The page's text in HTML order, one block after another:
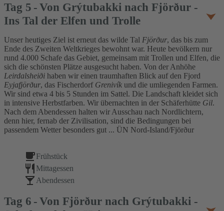
Tag 5
Von Grýtubakki nach Fjörður -
Ins Tal der Elfen und Trolle
Unser heutiges Ziel ist erneut das wilde Tal Fjörður, das bis zum
Ende des Zweiten Weltkrieges bewohnt war. Heute bevölkern nur
rund 4.000 Schafe das Gebiet, gemeinsam mit Trollen und Elfen, die
sich die schönsten Plätze ausgesucht haben. Von der Anhöhe
Leirdalsheiði haben wir einen traumhaften Blick auf den Fjord
Eyjafjörður, das Fischerdorf Grenivík und die umliegenden Farmen.
Wir sind etwa 4 bis 5 Stunden im Sattel. Die Landschaft kleidet sich
in intensive Herbstfarben. Wir übernachten in der Schäferhütte Gil.
Nach dem Abendessen halten wir Ausschau nach Nordlichtern,
denn hier, fernab der Zivilisation, sind die Bedingungen bei
passendem Wetter besonders gut ... ÜN Nord-Island/Fjörður
Frühstück
Mittagessen
Abendessen
Tag 6
Von Fjörður nach Grýtubakki -